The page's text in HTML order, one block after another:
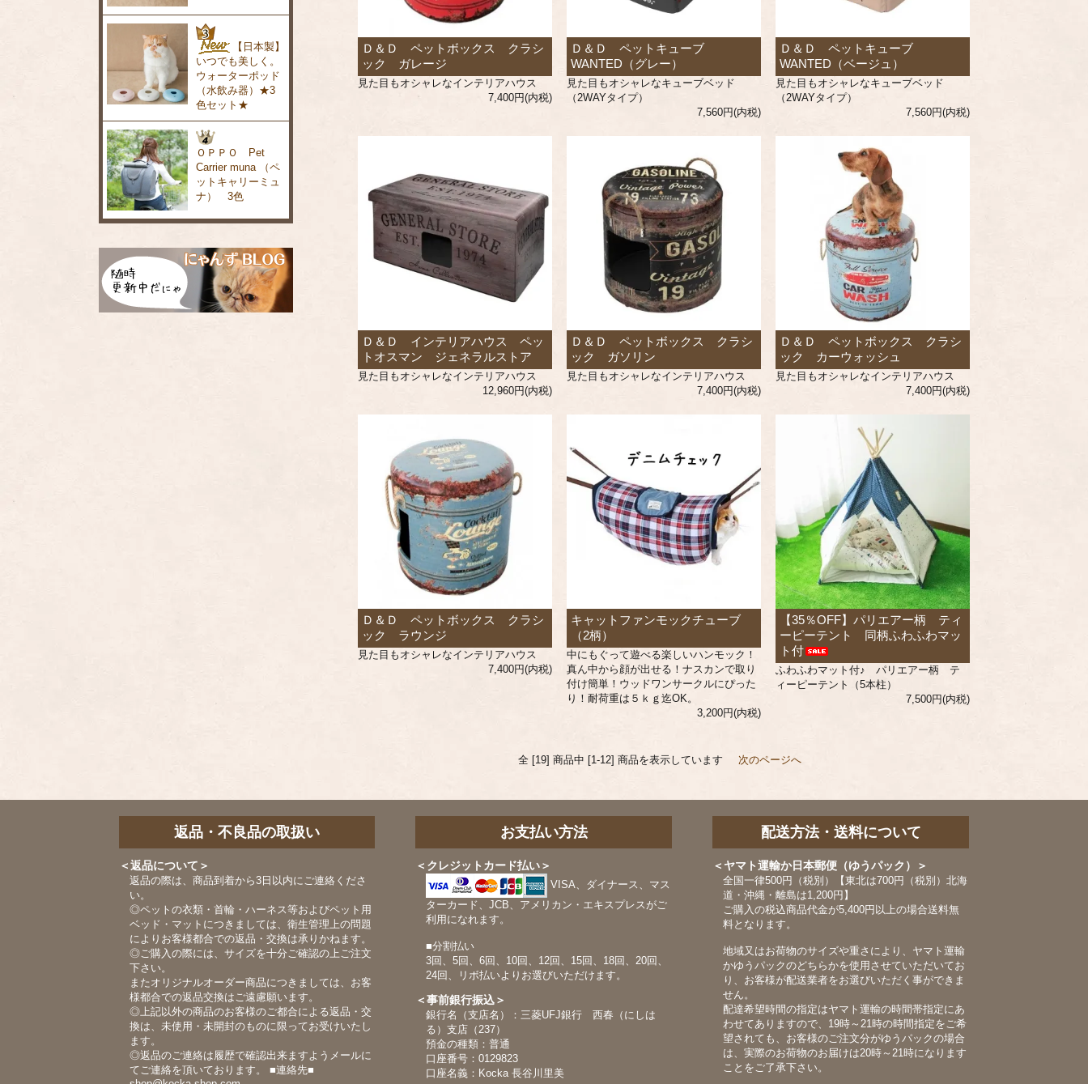
Ｄ＆Ｄ ペットボックス クラシ
ック ガレージ
見た目もオシャレなインテリアハウス
7,400円(内税)
Ｄ＆Ｄ ペットキューブ
WANTED（グレー）
見た目もオシャレなキューブベッド
（2WAYタイプ）
7,560円(内税)
Ｄ＆Ｄ ペットキューブ
WANTED（ベージュ）
見た目もオシャレなキューブベッド
（2WAYタイプ）
7,560円(内税)
Ｄ＆Ｄ インテリアハウス ペッ
トオスマン ジェネラルストア
見た目もオシャレなインテリアハウス
12,960円(内税)
Ｄ＆Ｄ ペットボックス クラシ
ック ガソリン
見た目もオシャレなインテリアハウス
7,400円(内税)
Ｄ＆Ｄ ペットボックス クラシ
ック カーウォッシュ
見た目もオシャレなインテリアハウス
7,400円(内税)
Ｄ＆Ｄ ペットボックス クラシ
ック ラウンジ
見た目もオシャレなインテリアハウス
7,400円(内税)
キャットファンモックチューブ
（2柄）
中にもぐって遊べる楽しいハンモック！
真ん中から顔が出せる！ナスカンで取り
付け簡単！ウッドワンサークルにぴった
り！耐荷重は５ｋｇ迄OK。
3,200円(内税)
【35％OFF】パリエアー柄 ティ
ーピーテント 同柄ふわふわマッ
ト付
ふわふわマット付♪ パリエアー柄 テ
ィーピーテント（5本柱）
7,500円(内税)
全 [19] 商品中 [1-12] 商品を表示しています 次のページへ
【日本製】
いつでも美しく。
ウォーターポッド
（水飲み器）★3
色セット★
ＯＰＰＯ Pet
Carrier muna （ペ
ットキャリーミュ
ナ） 3色
返品・不良品の取扱い
＜返品について＞
返品の際は、商品到着から3日以内にご連絡くださ
い。
◎ペットの衣類・首輪・ハーネス等およびペット用
ベッド・マットにつきましては、衛生管理上の問題
によりお客様都合での返品・交換は承りかねます。
◎ご購入の際には、サイズを十分ご確認の上ご注文
下さい。
またオリジナルオーダー商品につきましては、お客
様都合での返品交換はご遠慮願います。
◎上記以外の商品のお客様のご都合による返品・交
換は、未使用・未開封のものに限ってお受けいたし
ます。
◎返品のご連絡は履歴で確認出来ますようメールに
てご連絡を頂いております。 ■連絡先■
お支払い方法
＜クレジットカード払い＞
VISA、ダイナース、マス
ターカード、JCB、アメリカン・エキスプレスがご
利用になれます。
■分割払い
3回、5回、6回、10回、12回、15回、18回、20回、
24回、リボ払いよりお選びいただけます。
＜事前銀行振込＞
銀行名（支店名）：三菱UFJ銀行 西春（にしは
る）支店（237）
預金の種類：普通
口座番号：0129823
口座名義：Kocka 長谷川里美
配送方法・送料について
＜ヤマト運輸か日本郵便（ゆうパック）＞
全国一律500円（税別）【東北は700円（税別）北海
道・沖縄・離島は1,200円】
ご購入の税込商品代金が5,400円以上の場合送料無
料となります。
地域又はお荷物のサイズや重さにより、ヤマト運輸
かゆうパックのどちらかを使用させていただいてお
り、お客様が配送業者をお選びいただく事ができま
せん。
配達希望時間の指定はヤマト運輸の時間帯指定にあ
わせてありますので、19時～21時の時間指定をご希
望されても、お客様のご注文分がゆうパックの場合
は、実際のお荷物のお届けは20時～21時になります
ことをご了承下さい。